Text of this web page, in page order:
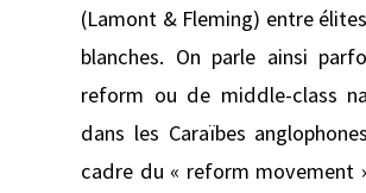
(Lamont & Fleming) entre
blanches. On parle ainsi
reform ou de middle-class
dans les Caraïbes
cadre du « reform movement